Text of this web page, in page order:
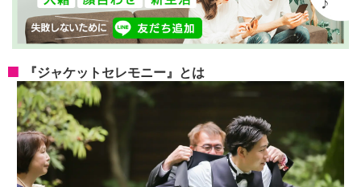
『ジャケットセレモニー』とは